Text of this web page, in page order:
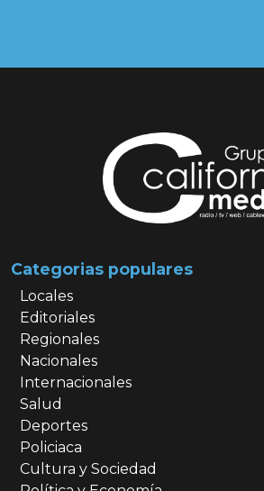
Categorias populares
Locales
Editoriales
Regionales
Nacionales
Internacionales
Salud
Deportes
Policiaca
Cultura y Sociedad